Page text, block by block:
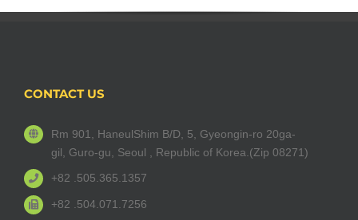
CONTACT US
Rm 901, HaneulShim B/D, 5, Gyeongin-ro 20ga-
gil, Guro-gu, Seoul , Republic of Korea.(Zip 08271)
+82 .505.365.1357
+82 .504.071.7256